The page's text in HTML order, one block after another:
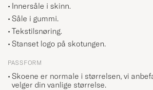
Innersåle i skinn.
Såle i gummi.
Tekstilsnøring.
Stanset logo på skotungen.
PASSFORM
Skoene er normale i størrelsen, vi
velger din vanlige størrelse.